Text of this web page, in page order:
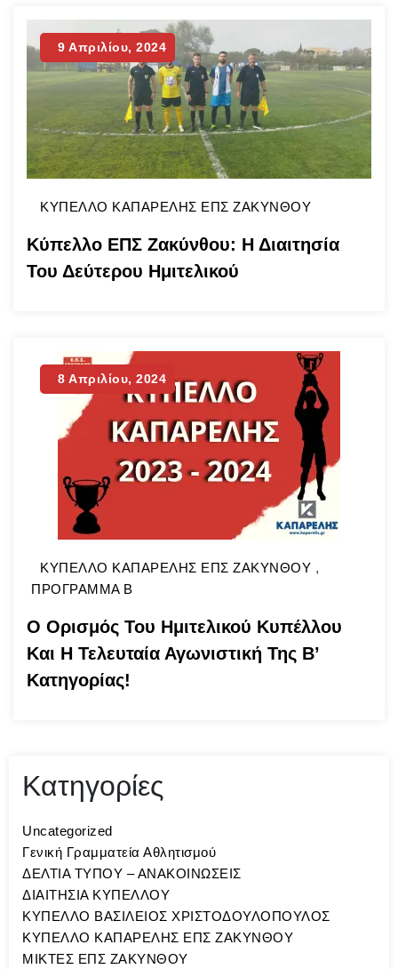
επικράτησε με σκορ 2-5 (Καπαρέλης Ι.,
Παπαδόπουλος (σκόρερς Φλόγας)- Αγκαλλίου,
Γούπος, Μαρούδας Παν., Καπετάνης, Μαρούδας
Μ. (σκόρερς Λεβάντε)…
Continue Reading
9 Απριλίου, 2024
ΚΥΠΕΛΛΟ ΚΑΠΑΡΕΛΗΣ ΕΠΣ ΖΑΚΥΝΘΟΥ
Κύπελλο ΕΠΣ Ζακύνθου: Η Διαιτησία
Του Δεύτερου Ημιτελικού
8 Απριλίου, 2024
ΚΥΠΕΛΛΟ ΚΑΠΑΡΕΛΗΣ ΕΠΣ ΖΑΚΥΝΘΟΥ ,
ΠΡΟΓΡΑΜΜΑ Β
Ο Ορισμός Του Ημιτελικού Κυπέλλου
Και Η Τελευταία Αγωνιστική Της Β’
Κατηγορίας!
Κατηγορίες
Uncategorized
Γενική Γραμματεία Αθλητισμού
ΔΕΛΤΙΑ ΤΥΠΟΥ – ΑΝΑΚΟΙΝΩΣΕΙΣ
ΔΙΑΙΤΗΣΙΑ ΚΥΠΕΛΛΟΥ
ΚΥΠΕΛΛΟ ΒΑΣΙΛΕΙΟΣ ΧΡΙΣΤΟΔΟΥΛΟΠΟΥΛΟΣ
ΚΥΠΕΛΛΟ ΚΑΠΑΡΕΛΗΣ ΕΠΣ ΖΑΚΥΝΘΟΥ
ΜΙΚΤΕΣ ΕΠΣ ΖΑΚΥΝΘΟΥ